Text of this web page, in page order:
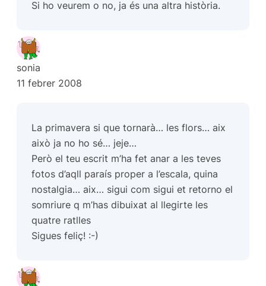
Si ho veurem o no, ja és una altra història.
sonia
11 febrer 2008
La primavera si que tornarà… les flors… aix
això ja no ho sé… jeje…
Però el teu escrit m’ha fet anar a les teves
fotos d’aqll paraís proper a l’escala, quina
nostalgia… aix… sigui com sigui et retorno el
somriure q m’has dibuixat al llegirte les
quatre ratlles
Sigues feliç! :-)